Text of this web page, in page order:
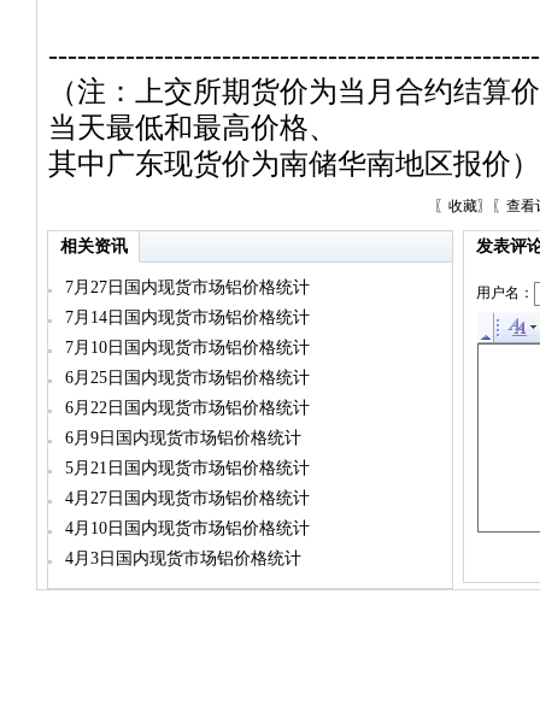
（注：上交所期货价为当月合约结算
当天最低和最高价格、
其中广东现货价为南储华南地区报价）
〖 收藏〗〖 查看
相关资讯
7月27日国内现货市场铝价格统计
7月14日国内现货市场铝价格统计
7月10日国内现货市场铝价格统计
6月25日国内现货市场铝价格统计
6月22日国内现货市场铝价格统计
6月9日国内现货市场铝价格统计
5月21日国内现货市场铝价格统计
4月27日国内现货市场铝价格统计
4月10日国内现货市场铝价格统计
4月3日国内现货市场铝价格统计
发表评
用户名：